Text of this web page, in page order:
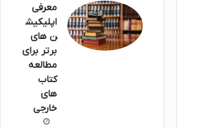
معرفی
اپلیکیش
ن های
برتر برای
مطالعه
کتاب
های
خارجی